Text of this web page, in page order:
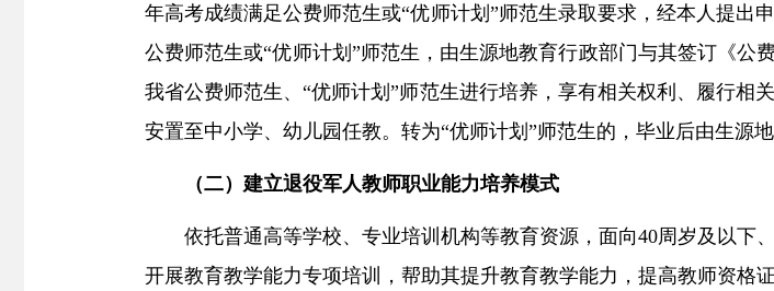
年高考成绩满足公费师范生或“优师计划 ”师范生录取要求，经本人提出
公费师范生或“优师计划 ”师范生，由生源地教育行政部门与其签订《公
我省公费师范生、“优师计划”师范生进行培养，享有相关权利、履行相
安置至中小学、幼儿园 任教。转为“优师计划 ”师范生的，毕业后由生源
（二）建立退役军人教师职业能力培养模式
依托普通高等学校、专业培训机构等教育资源，面向40周岁及以下、
开展教育教学能力专项培训，帮助其提升教育教学能力 ， 提高教师资格